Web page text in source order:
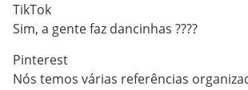
TikTok
Sim, a gente faz dancinhas ????
Pinterest
Nós temos várias referências